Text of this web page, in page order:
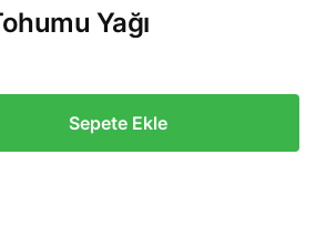
Yağı
Sepete Ekle